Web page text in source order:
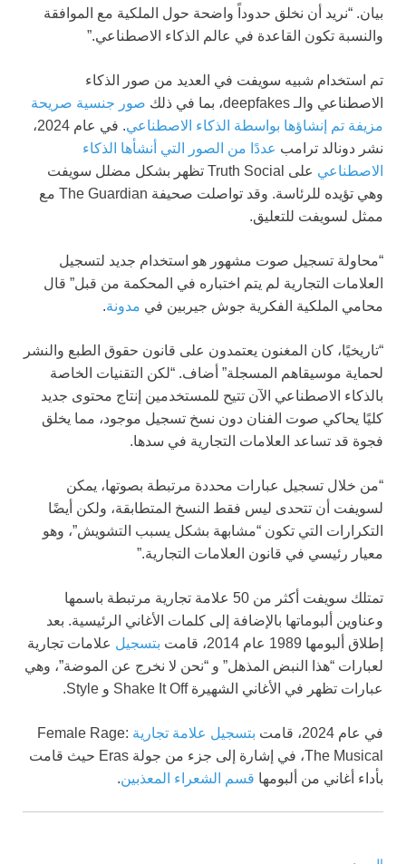
بيان. “نريد أن نخلق حدوداً واضحة حول الملكية مع الموافقة
والنسبة تكون القاعدة في عالم الذكاء الاصطناعي.”
تم استخدام شبيه سويفت في العديد من صور الذكاء
الاصطناعي والـ deepfakes، بما في ذلك
صور جنسية صريحة
مزيفة تم إنشاؤها بواسطة الذكاء الاصطناعي
. في عام 2024،
نشر دونالد ترامب عددًا من الصور التي أنشأها الذكاء
الاصطناعي
على Truth Social تظهر بشكل مضلل سويفت
وهي تؤيده للرئاسة. وقد تواصلت صحيفة The Guardian مع
ممثل لسويفت للتعليق.
“محاولة تسجيل صوت مشهور هو استخدام جديد لتسجيل
العلامات التجارية لم يتم اختباره في المحكمة من قبل” قال
محامي الملكية الفكرية جوش جيربين في مدونة.
“تاريخيًا، كان المغنون يعتمدون على قانون حقوق الطبع والنشر
لحماية موسيقاهم المسجلة” أضاف. “لكن التقنيات الخاصة
بالذكاء الاصطناعي الآن تتيح للمستخدمين إنتاج محتوى جديد
كليًا يحاكي صوت الفنان دون نسخ تسجيل موجود، مما يخلق
فجوة قد تساعد العلامات التجارية في سدها.
“من خلال تسجيل عبارات محددة مرتبطة بصوتها، يمكن
لسويفت أن تتحدى ليس فقط النسخ المتطابقة، ولكن أيضًا
التكرارات التي تكون “مشابهة بشكل يسبب التشويش”، وهو
معيار رئيسي في قانون العلامات التجارية.”
تمتلك سويفت أكثر من 50 علامة تجارية مرتبطة باسمها
وعناوين ألبوماتها بالإضافة إلى كلمات الأغاني الرئيسية. بعد
إطلاق ألبومها 1989 عام 2014، قامت
بتسجيل علامات تجارية
لعبارات “هذا النبض المذهل” و “نحن لا نخرج عن الموضة”، وهي
عبارات تظهر في الأغاني الشهيرة Shake It Off و Style.
في عام 2024، قامت بتسجيل علامة تجارية Female Rage:
The Musical، في إشارة إلى جزء من جولة Eras حيث قامت
بأداء أغاني من ألبومها قسم الشعراء المعذبين.